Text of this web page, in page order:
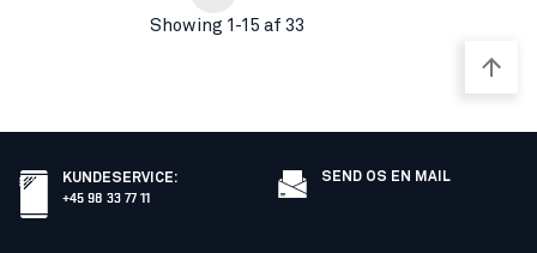
Showing 1-15 af 33
KUNDESERVICE:
+45 98 33 77 11
SEND OS EN MAIL